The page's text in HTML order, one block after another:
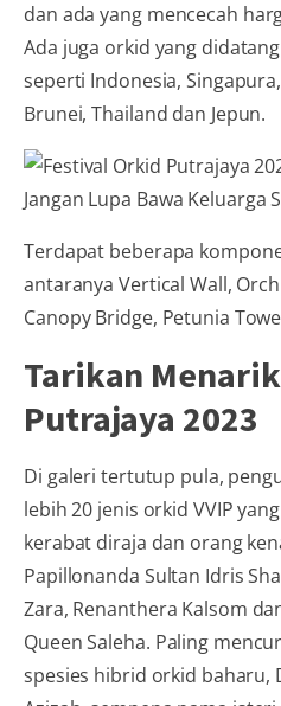
dan ada yang mencecah
Ada juga orkid yang
seperti Indonesia,
Brunei, Thailand dan Jepun.
Terdapat beberapa
antaranya Vertical Wall,
Canopy Bridge, Petunia
Tarikan
Putrajaya 2023
Di galeri tertutup pula,
lebih 20 jenis orkid VVIP
kerabat diraja dan orang
Papillonanda Sultan Idris
Zara, Renanthera Kalsom
Queen Saleha. Paling
spesies hibrid orkid baharu,